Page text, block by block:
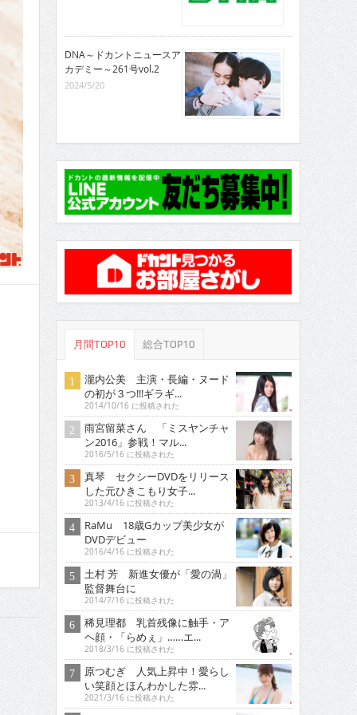
DNA～ドカントニュースア
カデミー～261号vol.2
2024/5/20
月間TOP10 総合TOP10
瀧内公美 主演・長編・ヌード
の初が３つ!!!ギラギ...
2014/10/16 に投稿された
雨宮留菜さん 「ミスヤンチャ
ン2016」参戦！マル...
2016/5/16 に投稿された
真琴 セクシーDVDをリリース
した元ひきこもり女子...
2013/4/16 に投稿された
RaMu 18歳Gカップ美少女が
DVDデビュー
2016/4/16 に投稿された
土村 芳 新進女優が「愛の渦」
監督舞台に
2014/7/16 に投稿された
稀見理都 乳首残像に触手・ア
ヘ顔・「らめぇ」……エ...
2018/3/16 に投稿された
原つむぎ 人気上昇中！愛らし
い笑顔とほんわかした雰...
2021/3/16 に投稿された